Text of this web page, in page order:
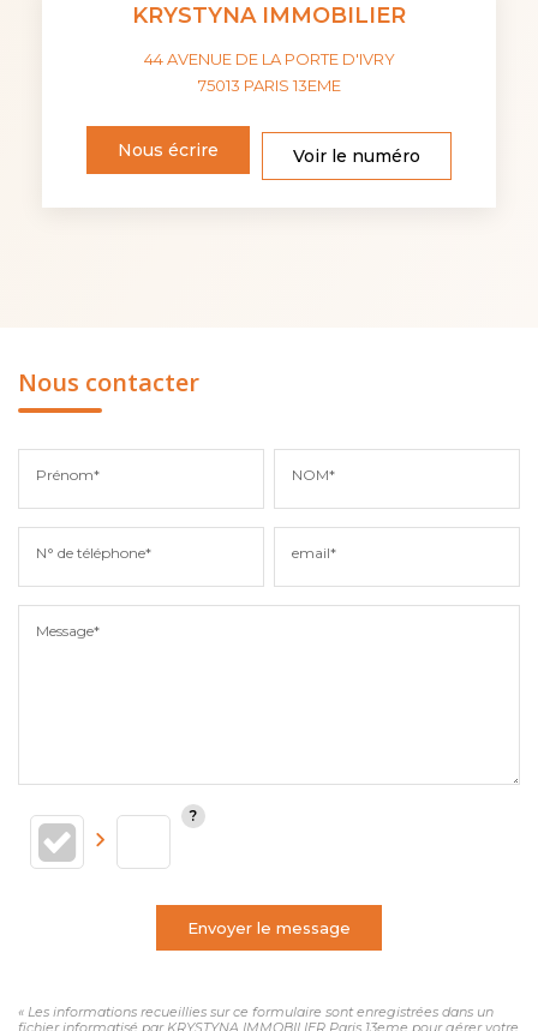
KRYSTYNA IMMOBILIER
44 AVENUE DE LA PORTE D'IVRY
75013 PARIS 13EME
Nous écrire Voir le numéro
Nous contacter
Prénom* NOM*
N° de téléphone* email*
Message*
Envoyer le message
« Les informations recueillies sur ce formulaire sont enregistrées dans un
fichier informatisé par KRYSTYNA IMMOBILIER Paris 13eme pour gérer votre